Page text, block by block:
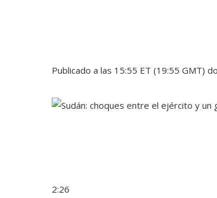
Publicado a las 15:55 ET (19:55 GMT)
2:26